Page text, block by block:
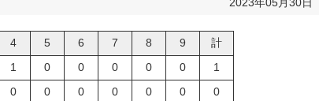
4 5 6 7 8 9
計
1 0 0 0 0 0
1
0 0 0 0 0 0 0